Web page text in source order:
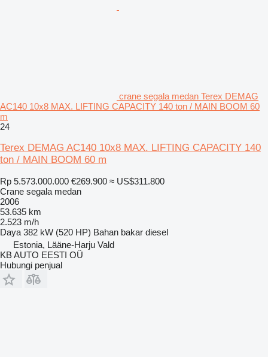
crane segala medan Terex DEMAG
AC140 10x8 MAX. LIFTING CAPACITY 140 ton / MAIN BOOM 60
m
24
Terex DEMAG AC140 10x8 MAX. LIFTING CAPACITY 140
ton / MAIN BOOM 60 m
Rp 5.573.000.000 €269.900 ≈ US$311.800
Crane segala medan
2006
53.635 km
2.523 m/h
Daya 382 kW (520 HP) Bahan bakar diesel
Estonia, Lääne-Harju Vald
KB AUTO EESTI OÜ
Hubungi penjual